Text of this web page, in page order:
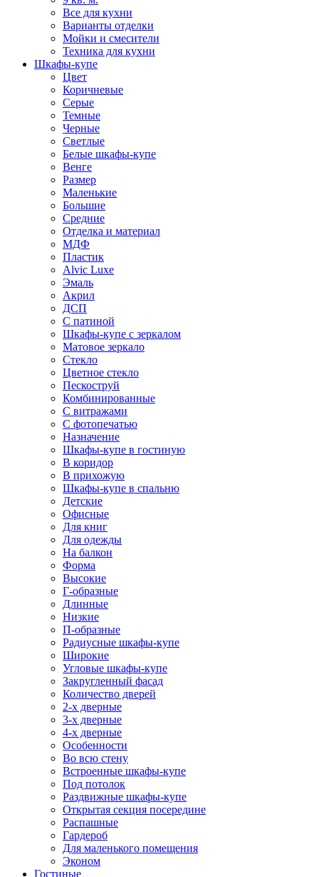
Все для кухни
Варианты отделки
Мойки и смесители
Техника для кухни
Шкафы-купе
Цвет
Коричневые
Серые
Темные
Черные
Светлые
Белые шкафы-купе
Венге
Размер
Маленькие
Большие
Средние
Отделка и материал
МДФ
Пластик
Alvic Luxe
Эмаль
Акрил
ДСП
С патиной
Шкафы-купе с зеркалом
Матовое зеркало
Стекло
Цветное стекло
Пескоструй
Комбинированные
С витражами
С фотопечатью
Назначение
Шкафы-купе в гостиную
В коридор
В прихожую
Шкафы-купе в спальню
Детские
Офисные
Для книг
Для одежды
На балкон
Форма
Высокие
Г-образные
Длинные
Низкие
П-образные
Радиусные шкафы-купе
Широкие
Угловые шкафы-купе
Закругленный фасад
Количество дверей
2-х дверные
3-х дверные
4-х дверные
Особенности
Во всю стену
Встроенные шкафы-купе
Под потолок
Раздвижные шкафы-купе
Открытая секция посередине
Распашные
Гардероб
Для маленького помещения
Эконом
Гостиные